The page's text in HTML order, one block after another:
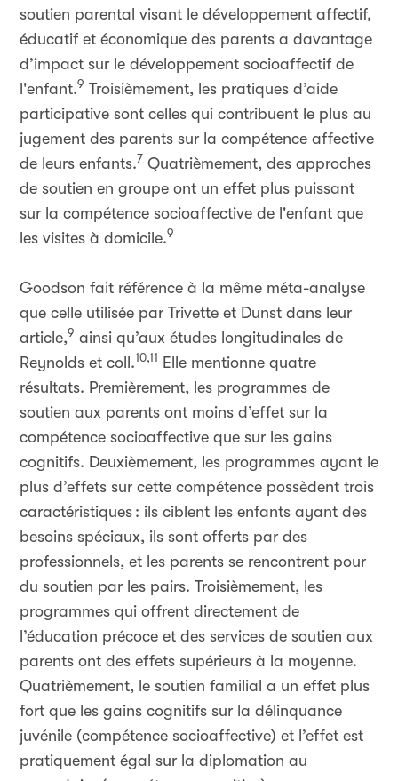
soutien parental visant le développement affectif,
éducatif et économique des parents a davantage
d’impact sur le développement socioaffectif de
l'enfant.9 Troisièmement, les pratiques d’aide
participative sont celles qui contribuent le plus au
jugement des parents sur la compétence affective
de leurs enfants.7 Quatrièmement, des approches
de soutien en groupe ont un effet plus puissant
sur la compétence socioaffective de l'enfant que
les visites à domicile.9
Goodson fait référence à la même méta-analyse
que celle utilisée par Trivette et Dunst dans leur
article,9 ainsi qu’aux études longitudinales de
Reynolds et coll.10,11
Elle mentionne quatre
résultats. Premièrement, les programmes de
soutien aux parents ont moins d’effet sur la
compétence socioaffective que sur les gains
cognitifs. Deuxièmement, les programmes ayant le
plus d’effets sur cette compétence possèdent trois
caractéristiques : ils ciblent les enfants ayant des
besoins spéciaux, ils sont offerts par des
professionnels, et les parents se rencontrent pour
du soutien par les pairs. Troisièmement, les
programmes qui offrent directement de
l’éducation précoce et des services de soutien aux
parents ont des effets supérieurs à la moyenne.
Quatrièmement, le soutien familial a un effet plus
fort que les gains cognitifs sur la délinquance
juvénile (compétence socioaffective) et l’effet est
pratiquement égal sur la diplomation au